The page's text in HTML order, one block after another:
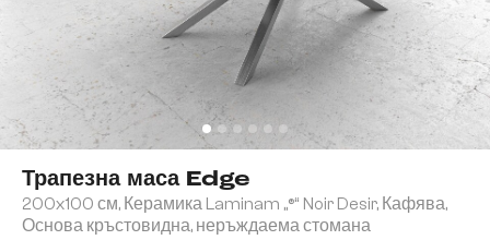
Трапезна маса Edge
200x100 см, Керамика Laminam „®“ Noir Desir, Кафява,
Основа кръстовидна, неръждаема стомана